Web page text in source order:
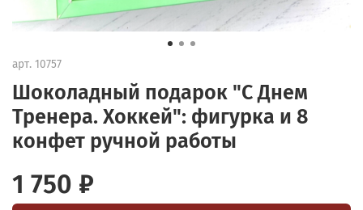
арт. 10757
Шоколадный подарок "С Днем
Тренера. Хоккей": фигурка и 8
конфет ручной работы
1 750 ₽